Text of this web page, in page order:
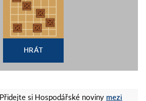
HRÁT
Přidejte si Hospodářské noviny mezi